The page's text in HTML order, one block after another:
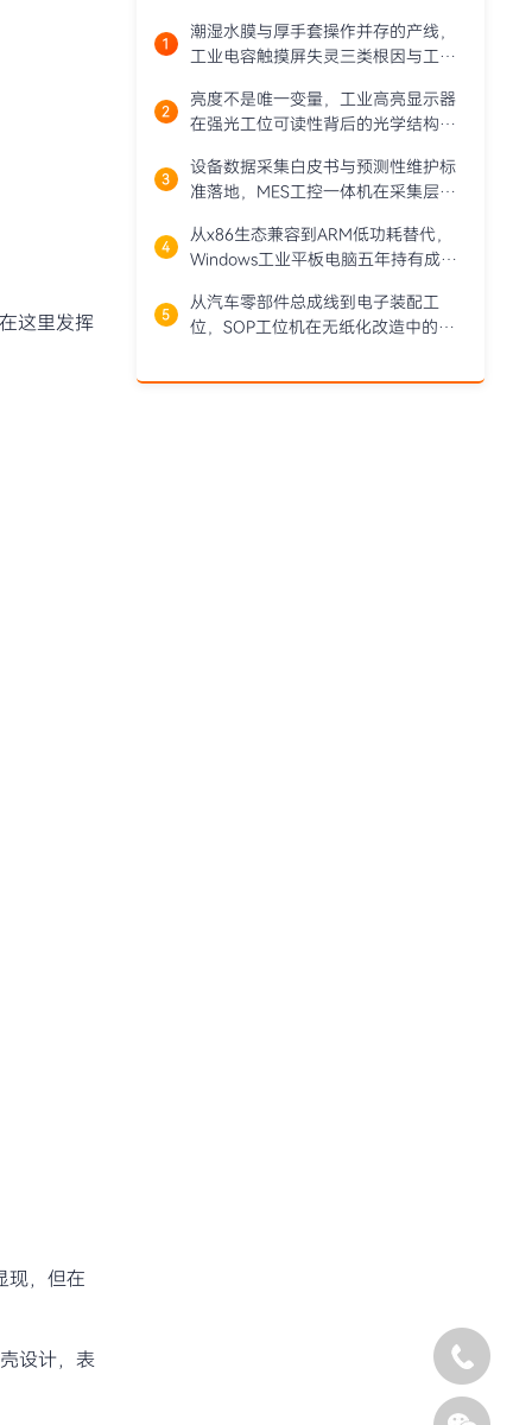
这里发挥
现，但在
设计，表
潮湿水膜与厚手套操作并存的产线，
工业电容触摸屏失灵三类根因与工程
亮度不是唯一变量，工业高亮显示器
在强光工位可读性背后的光学结构与
设备数据采集白皮书与预测性维护标
准落地，MES工控一体机在采集层的
从x86生态兼容到ARM低功耗替代，
Windows工业平板电脑五年持有成本
从汽车零部件总成线到电子装配工
位，SOP工位机在无纸化改造中的部